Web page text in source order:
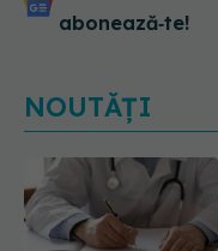
abonează‑te!
NOUTĂȚI